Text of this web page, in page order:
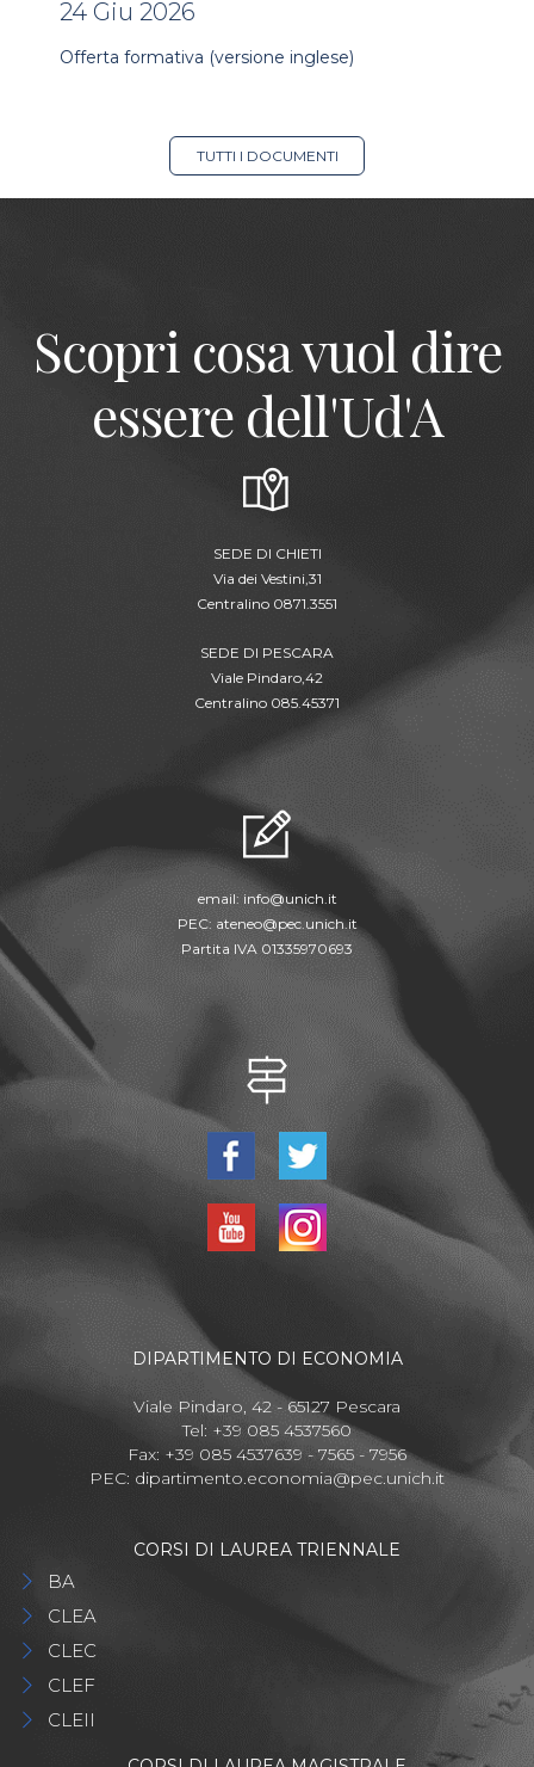
24 Giu 2026
Offerta formativa (versione inglese)
TUTTI I DOCUMENTI
Scopri cosa vuol dire
essere dell'Ud'A
SEDE DI CHIETI
Via dei Vestini,31
Centralino 0871.3551
SEDE DI PESCARA
Viale Pindaro,42
Centralino 085.45371
email: info@unich.it
PEC: ateneo@pec.unich.it
Partita IVA 01335970693
DIPARTIMENTO DI ECONOMIA
Viale Pindaro, 42 - 65127 Pescara
Tel: +39 085 4537560
Fax: +39 085 4537639 - 7565 - 7956
PEC: dipartimento.economia@pec.unich.it
CORSI DI LAUREA TRIENNALE
BA
CLEA
CLEC
CLEF
CLEII